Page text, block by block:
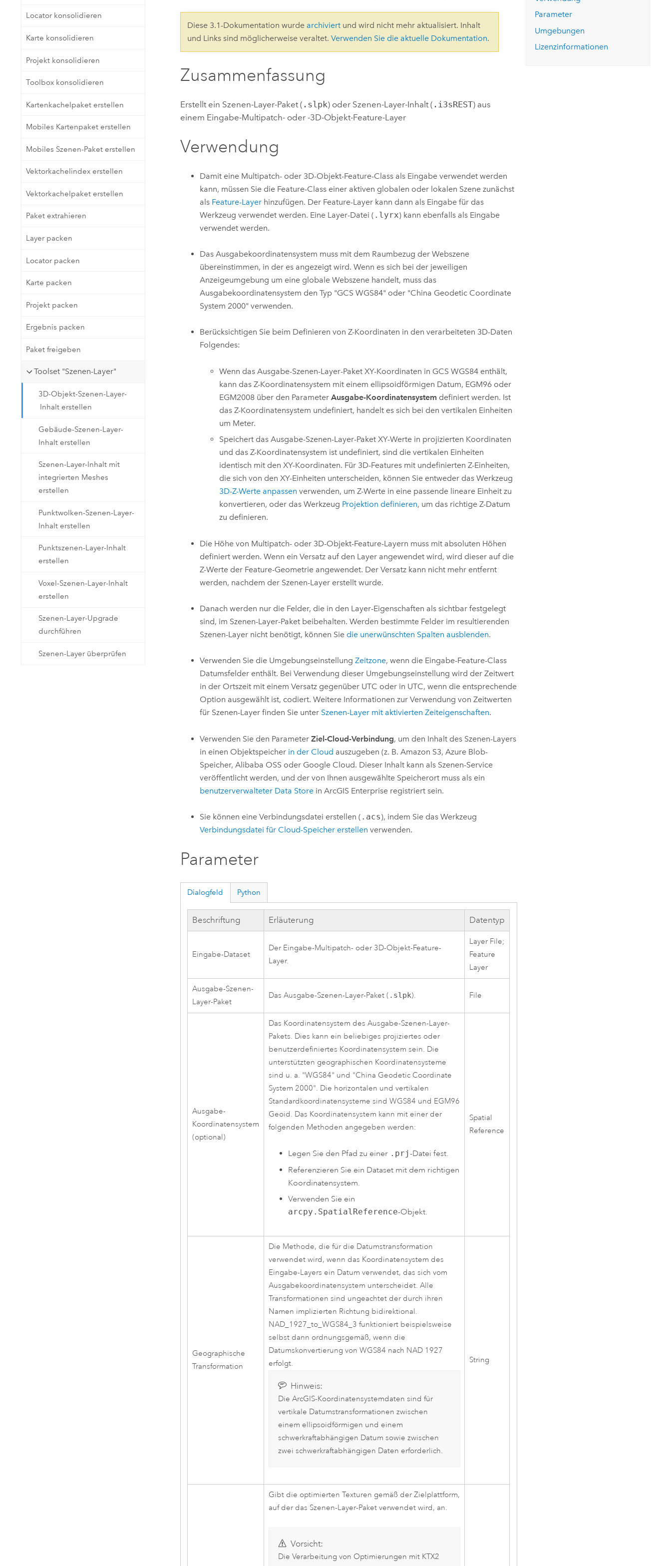
Developer-Technologie
die Kartenerstellung und
aktivieren Sie eine kostenfreie Testversion.
Infrastrukturmanagement erkunden
Den Kurs erkunden
Geoinformationen
Die Story lesen
Locator konsolidieren
Karte konsolidieren
Projekt konsolidieren
Toolbox konsolidieren
Kartenkachelpaket erstellen
Mobiles Kartenpaket erstellen
Mobiles Szenen-Paket erstellen
Vektorkachelindex erstellen
Vektorkachelpaket erstellen
Paket extrahieren
Layer packen
Locator packen
Karte packen
Projekt packen
Ergebnis packen
Paket freigeben
Toolset "Szenen-Layer"
3D-Objekt-Szenen-Layer-
Inhalt erstellen
Gebäude-Szenen-Layer-
Inhalt erstellen
Szenen-Layer-Inhalt mit
integrierten Meshes
erstellen
Punktwolken-Szenen-Layer-
Inhalt erstellen
Punktszenen-Layer-Inhalt
erstellen
Voxel-Szenen-Layer-Inhalt
erstellen
Szenen-Layer-Upgrade
durchführen
Szenen-Layer überprüfen
Diese 3.1-Dokumentation wurde archiviert und wird nicht mehr aktualisiert. Inhalt
und Links sind möglicherweise veraltet.Verwenden Sie die aktuelle Dokumentation.
Zusammenfassung
Erstellt ein Szenen-Layer-Paket ( .slpk) oder Szenen-Layer-Inhalt ( .i3sREST) aus
einem Eingabe-Multipatch- oder -3D-Objekt-Feature-Layer
Verwendung
Damit eine Multipatch- oder 3D-Objekt-Feature-Class als Eingabe verwendet werden
kann, müssen Sie die Feature-Class einer aktiven globalen oder lokalen Szene zunächst
als Feature-Layerhinzufügen. Der Feature-Layer kann dann als Eingabe für das
Werkzeug verwendet werden. Eine Layer-Datei ( .lyrx) kann ebenfalls als Eingabe
verwendet werden.
Das Ausgabekoordinatensystem muss mit dem Raumbezug der Webszene
übereinstimmen, in der es angezeigt wird. Wenn es sich bei der jeweiligen
Anzeigeumgebung um eine globale Webszene handelt, muss das
Ausgabekoordinatensystem den Typ "GCS WGS84" oder "China Geodetic Coordinate
System 2000" verwenden.
Berücksichtigen Sie beim Definieren von Z-Koordinaten in den verarbeiteten 3D-Daten
Folgendes:
Wenn das Ausgabe-Szenen-Layer-Paket XY-Koordinaten in GCS WGS84 enthält,
kann das Z-Koordinatensystem mit einem ellipsoidförmigen Datum, EGM96 oder
EGM2008 über den Parameter Ausgabe-Koordinatensystemdefiniert werden. Ist
das Z-Koordinatensystem undefiniert, handelt es sich bei den vertikalen Einheiten
um Meter.
Speichert das Ausgabe-Szenen-Layer-Paket XY-Werte in projizierten Koordinaten
und das Z-Koordinatensystem ist undefiniert, sind die vertikalen Einheiten
identisch mit den XY-Koordinaten. Für 3D-Features mit undefinierten Z-Einheiten,
die sich von den XY-Einheiten unterscheiden, können Sie entweder das Werkzeug
3D-Z-Werte anpassen verwenden, um Z-Werte in eine passende lineare Einheit zu
konvertieren, oder das Werkzeug Projektion definieren, um das richtige Z-Datum
zu definieren.
Die Höhe von Multipatch- oder 3D-Objekt-Feature-Layern muss mit absoluten Höhen
definiert werden. Wenn ein Versatz auf den Layer angewendet wird, wird dieser auf die
Z-Werte der Feature-Geometrie angewendet. Der Versatz kann nicht mehr entfernt
werden, nachdem der Szenen-Layer erstellt wurde.
Danach werden nur die Felder, die in den Layer-Eigenschaften als sichtbar festgelegt
sind, im Szenen-Layer-Paket beibehalten. Werden bestimmte Felder im resultierenden
Szenen-Layer nicht benötigt, können Sie die unerwünschten Spalten ausblenden.
Verwenden Sie die Umgebungseinstellung Zeitzone, wenn die Eingabe-Feature-Class
Datumsfelder enthält. Bei Verwendung dieser Umgebungseinstellung wird der Zeitwert
in der Ortszeit mit einem Versatz gegenüber UTC oder in UTC, wenn die entsprechende
Option ausgewählt ist, codiert. Weitere Informationen zur Verwendung von Zeitwerten
für Szenen-Layer finden Sie unter Szenen-Layer mit aktivierten Zeiteigenschaften.
Verwenden Sie den Parameter Ziel-Cloud-Verbindung, um den Inhalt des Szenen-Layers
in einen Objektspeicher in der Cloud auszugeben (z. B. Amazon S3, AzureBlob-
Speicher, Alibaba OSS oder Google Cloud. Dieser Inhalt kann als Szenen-Service
veröffentlicht werden, und der von Ihnen ausgewählte Speicherort muss als ein
benutzerverwalteter Data Storein ArcGIS Enterpriseregistriert sein.
Sie können eine Verbindungsdatei erstellen ( .acs), indem Sie das Werkzeug
Verbindungsdatei für Cloud-Speicher erstellen verwenden.
Parameter
Dialogfeld Python
Beschriftung Erläuterung Datentyp
Eingabe-Dataset
Der Eingabe-Multipatch- oder 3D-Objekt-Feature-
Layer.
Layer File;
Feature
Layer
Ausgabe-Szenen-
Layer-Paket
Das Ausgabe-Szenen-Layer-Paket ( .slpk). File
Ausgabe-
Koordinatensystem
(optional)
Das Koordinatensystem des Ausgabe-Szenen-Layer-
Pakets. Dies kann ein beliebiges projiziertes oder
benutzerdefiniertes Koordinatensystem sein. Die
unterstützten geographischen Koordinatensysteme
sind u. a. "WGS84" und "China Geodetic Coordinate
System 2000". Die horizontalen und vertikalen
Standardkoordinatensysteme sind WGS84 und EGM96
Geoid. Das Koordinatensystem kann mit einer der
folgenden Methoden angegeben werden:
Legen Sie den Pfad zu einer .prj -Datei fest.
Referenzieren Sie ein Dataset mit dem richtigen
Koordinatensystem.
Verwenden Sie ein
arcpy.SpatialReference-Objekt.
Spatial
Reference
Geographische
Transformation
Die Methode, die für die Datumstransformation
verwendet wird, wenn das Koordinatensystem des
Eingabe-Layers ein Datum verwendet, das sich vom
Ausgabekoordinatensystem unterscheidet. Alle
Transformationen sind ungeachtet der durch ihren
Namen implizierten Richtung bidirektional.
NAD_1927_to_WGS84_3 funktioniert beispielsweise
selbst dann ordnungsgemäß, wenn die
Datumskonvertierung von WGS84 nach NAD 1927
erfolgt.
Hinweis:
Die ArcGIS-Koordinatensystemdaten sind für
vertikale Datumstransformationen zwischen
einem ellipsoidförmigen und einem
schwerkraftabhängigen Datum sowie zwischen
zwei schwerkraftabhängigen Daten erforderlich.
String
Gibt die optimierten Texturen gemäß der Zielplattform,
auf der das Szenen-Layer-Paket verwendet wird, an.
Vorsicht:
Die Verarbeitung von Optimierungen mit KTX2
Parameter
Umgebungen
Lizenzinformationen